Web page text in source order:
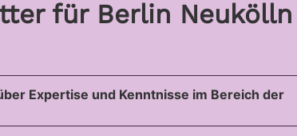
für Berlin Neukölln
Expertise und Kenntnisse im Bereich der